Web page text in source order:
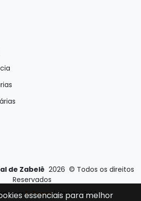
de Zabelê 2026 © Todos os direitos
Reservados
porE-Ticons| Versão: 2.4.1
essenciais para melhor